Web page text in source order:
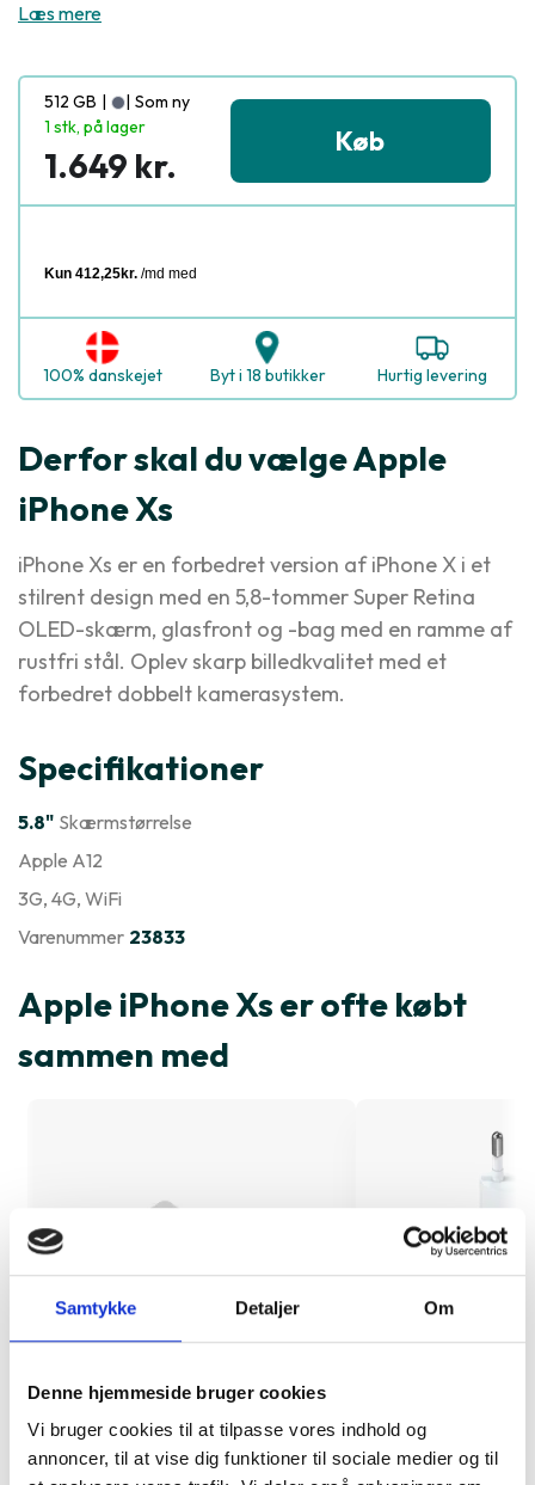
Samtykke Detaljer Om
Denne hjemmeside bruger cookies
Vi bruger cookies til at tilpasse vores indhold og
annoncer, til at vise dig funktioner til sociale medier og til
Læs mere
512 GB | | Som ny
1 stk, på lager
1.649 kr.
Køb
100% danskejet Byt i 18 butikker Hurtig levering
Derfor skal du vælge Apple
iPhone Xs
iPhone Xs er en forbedret version af iPhone X i et
stilrent design med en 5,8-tommer Super Retina
OLED-skærm, glasfront og -bag med en ramme af
rustfri stål. Oplev skarp billedkvalitet med et
forbedret dobbelt kamerasystem.
Specifikationer
5.8" Skærmstørrelse
Apple A12
3G, 4G, WiFi
Varenummer 23833
Apple iPhone Xs er ofte købt
sammen med
Skærmbeskyttelse iPhone X/Xs/11
Pro
Oplader 30W